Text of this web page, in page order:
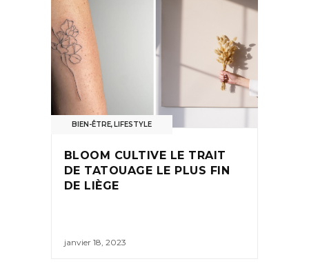
BIEN-ÊTRE, LIFESTYLE
BLOOM CULTIVE LE TRAIT
DE TATOUAGE LE PLUS FIN
DE LIÈGE
janvier 18, 2023